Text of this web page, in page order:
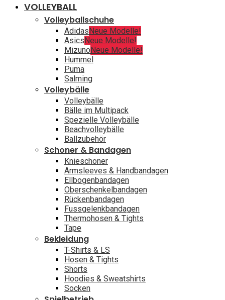
VOLLEYBALL
Volleyballschuhe
AdidasNeue Modelle!
AsicsNeue Modelle!
MizunoNeue Modelle!
Hummel
Puma
Salming
Volleybälle
Volleybälle
Bälle im Multipack
Spezielle Volleybälle
Beachvolleybälle
Ballzubehör
Schoner & Bandagen
Knieschoner
Armsleeves & Handbandagen
Ellbogenbandagen
Oberschenkelbandagen
Rückenbandagen
Fussgelenkbandagen
Thermohosen & Tights
Tape
Bekleidung
T-Shirts & LS
Hosen & Tights
Shorts
Hoodies & Sweatshirts
Socken